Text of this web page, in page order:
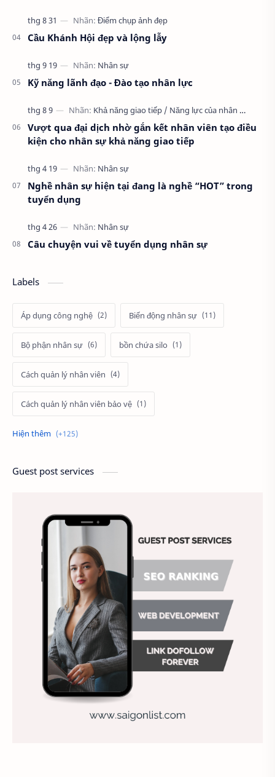
Cầu Khánh Hội đẹp và lộng lẫy
Kỹ năng lãnh đạo - Đào tạo nhân lực
Vượt qua đại dịch nhờ gắn kết nhân viên tạo điều
kiện cho nhân sự khả năng giao tiếp
Nghề nhân sự hiện tại đang là nghề “HOT” trong
tuyển dụng
Câu chuyện vui về tuyển dụng nhân sự
Labels
Áp dụng công nghệ Biến động nhân sự
Bộ phận nhân sự bồn chứa silo
Cách quản lý nhân viên
Cách quản lý nhân viên bảo vệ
Cách tính lương
Chất lượng dịch vụ Chiến lược nhân sự
Chiến lược quản lý
Chung Chụp ảnh tự sướng
công ty may Công ty sơn
Công việc hiệu quả Công việc khách sạn
Doanh nghiệp Duy trì doanh nghiệp
Đánh giá nhân viên
Guest post services